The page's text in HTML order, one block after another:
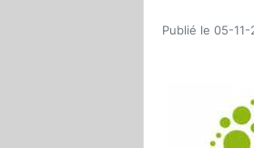
Publié le 05-